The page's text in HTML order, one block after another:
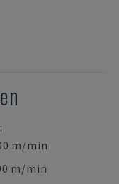
m/min
m/min